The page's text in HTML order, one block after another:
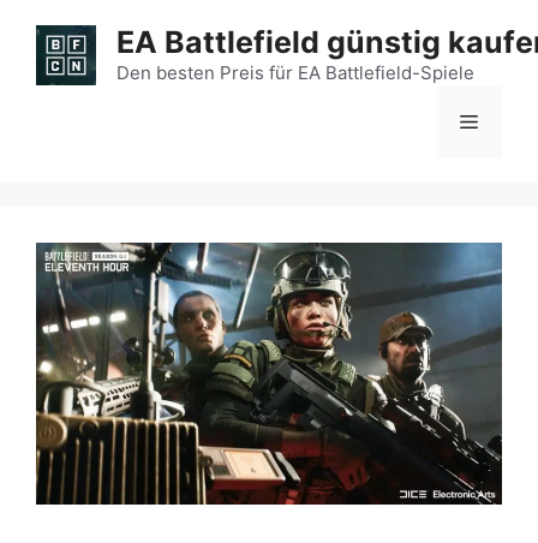
Inhalt
springen
EA Battlefield günstig
Den besten Preis für EA Battlefield-Spiele
Menü